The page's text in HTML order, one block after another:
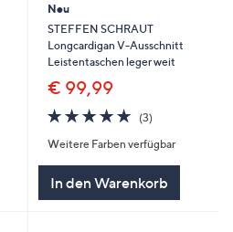
Neu
STEFFEN SCHRAUT
Longcardigan V-Ausschnitt
Leistentaschen leger weit
€ 99,99
4.7
von
5
(3)3
Weitere Farben verfügbar
In den Warenkorb